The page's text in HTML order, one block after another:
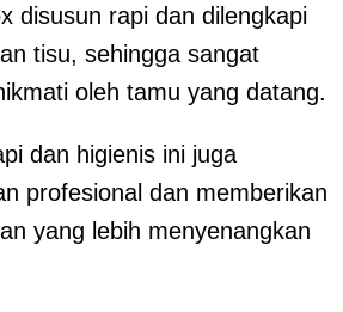
disusun rapi dan dilengkapi
tisu, sehingga sangat
oleh tamu yang datang.
dan higienis ini juga
profesional dan memberikan
yang lebih menyenangkan